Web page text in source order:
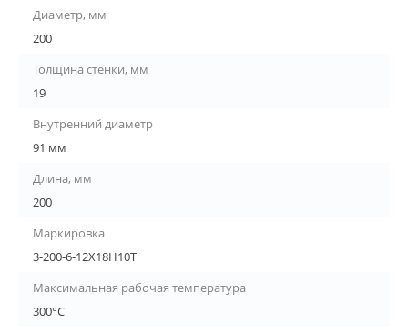
Диаметр, мм
200
Толщина стенки, мм
19
Внутренний диаметр
91 мм
Длина, мм
200
Маркировка
3-200-6-12Х18Н10Т
Максимальная рабочая температура
300°С